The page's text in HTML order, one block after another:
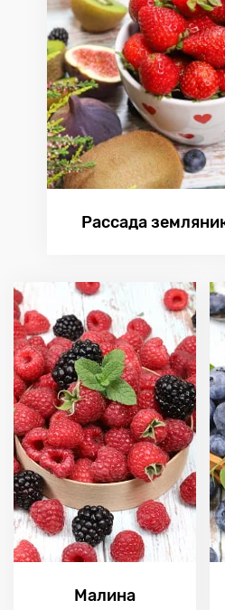
Рассада
Малина